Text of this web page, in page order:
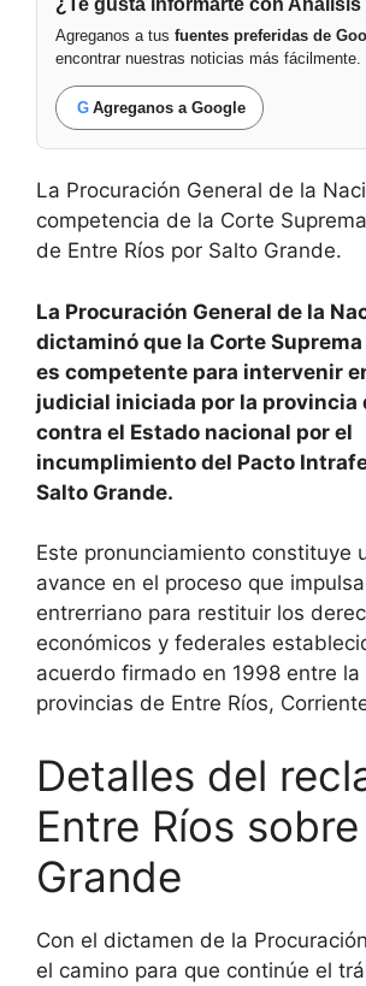
¿Te gusta informarte con
Agreganos a tus fuentes preferidas de
encontrar nuestras noticias más fácilmente.
G Agreganos a Google
La Procuración General de la
competencia de la Corte
de Entre Ríos por Salto Grande.
La Procuración General de la
dictaminó que la Corte
es competente para intervenir
judicial iniciada por la provincia
contra el Estado nacional por el
incumplimiento del Pacto
Salto Grande.
Este pronunciamiento constituye
avance en el proceso que
entrerriano para restituir los
económicos y federales
acuerdo firmado en 1998 entre la
provincias de Entre Ríos,
Detalles del
Entre Ríos
Grande
Con el dictamen de la
el camino para que continúe el